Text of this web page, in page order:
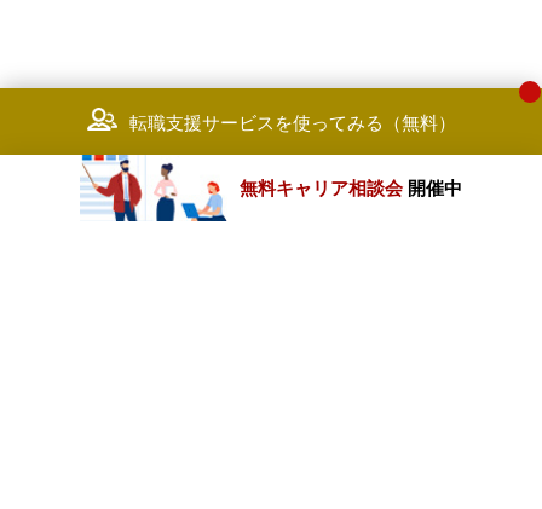
転職支援サービスを使ってみる（無料）
無料キャリア相談会 開催中